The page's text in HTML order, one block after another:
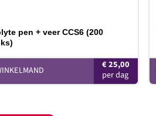
pen + veer CCS6 (200
€25,00